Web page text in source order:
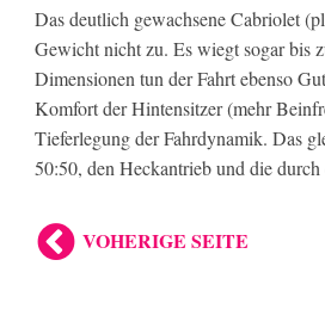
Das deutlich gewachsene Cabriolet
Gewicht nicht zu. Es wiegt sogar bis
Dimensionen tun der Fahrt ebenso
Komfort der Hintensitzer (mehr
Tieferlegung der Fahrdynamik. Das
50:50, den Heckantrieb und die
VOHERIGE SEITE